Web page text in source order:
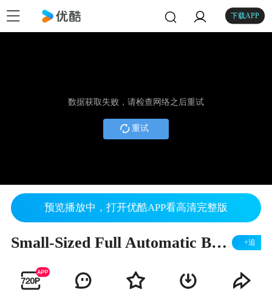
下载APP
数据获取失败，请检查网络之后重试
重试
预览播放中，打开优酷APP看高清完整版
Small-Sized Full Automatic Baler +追